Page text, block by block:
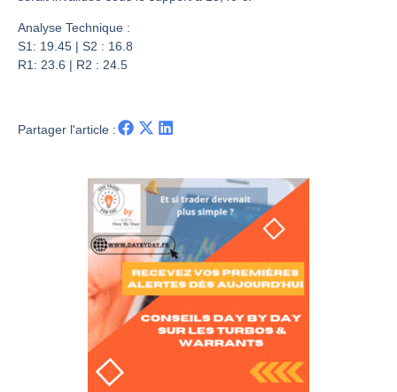
Analyse Technique :
S1: 19.45 | S2 : 16.8
R1: 23.6 | R2 : 24.5
Partager l'article :